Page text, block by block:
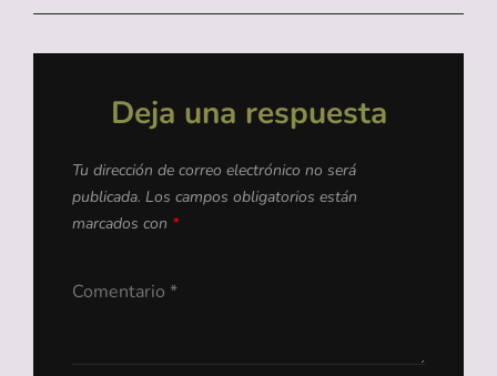
Deja una respuesta
Tu dirección de correo electrónico no será
publicada. Los campos obligatorios están
marcados con *